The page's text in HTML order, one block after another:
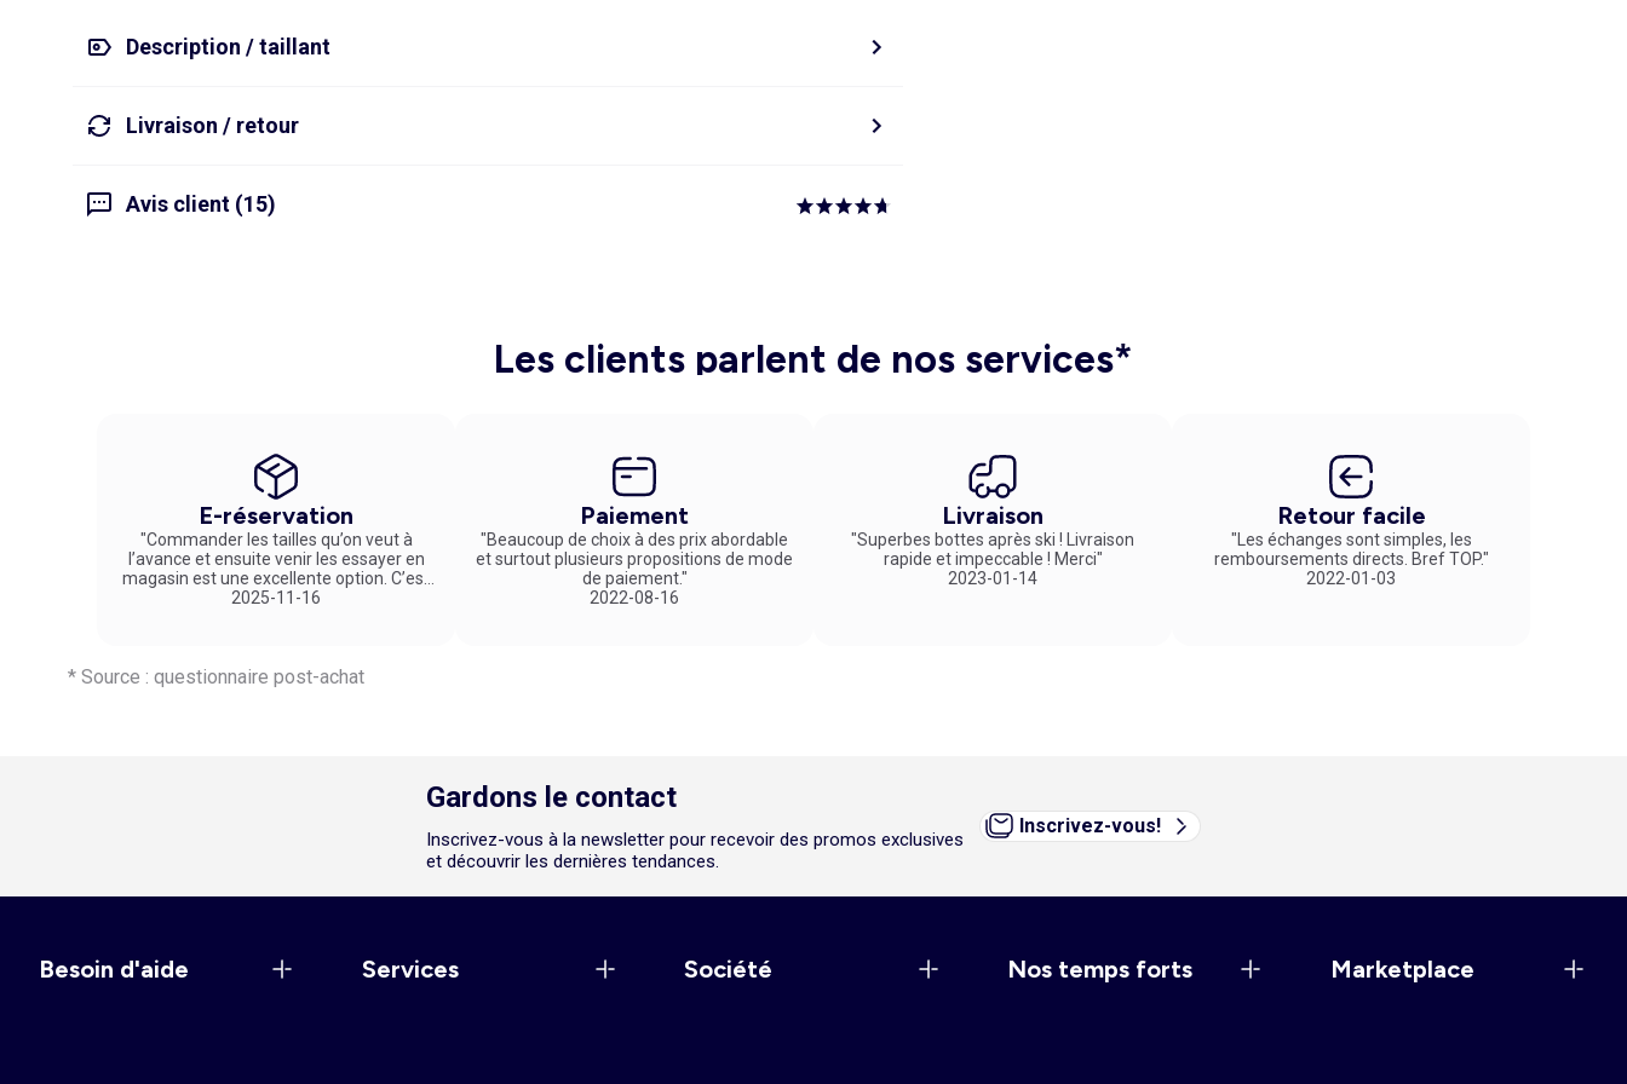
Description / taillant
Livraison / retour
Avis client (15)
Les clients parlent de nos services*
E-réservation
"Commander les tailles qu’on veut à
l’avance et ensuite venir les essayer en
magasin est une excellente option. C’est
un service vraiment pratique et agréable
2025-11-16
Paiement
"Beaucoup de choix à des prix abordable
et surtout plusieurs propositions de mode
de paiement."
2022-08-16
Livraison
"Superbes bottes après ski ! Livraison
rapide et impeccable ! Merci"
2023-01-14
Retour facile
"Les échanges sont simples, les
remboursements directs. Bref TOP."
2022-01-03
* Source : questionnaire post-achat
Gardons le contact
Inscrivez-vous à la newsletter pour recevoir des promos exclusives
et découvrir les dernières tendances.
Inscrivez-vous!
Besoin d'aide Services Société Nos temps forts Marketplace